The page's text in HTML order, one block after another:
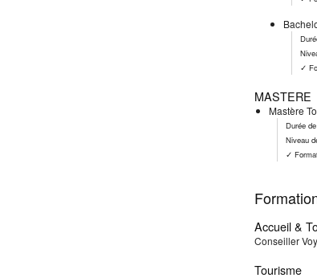
✓
MASTERE
Mastère
Durée
Niveau
✓
Accueil &
Conseiller
Tourisme